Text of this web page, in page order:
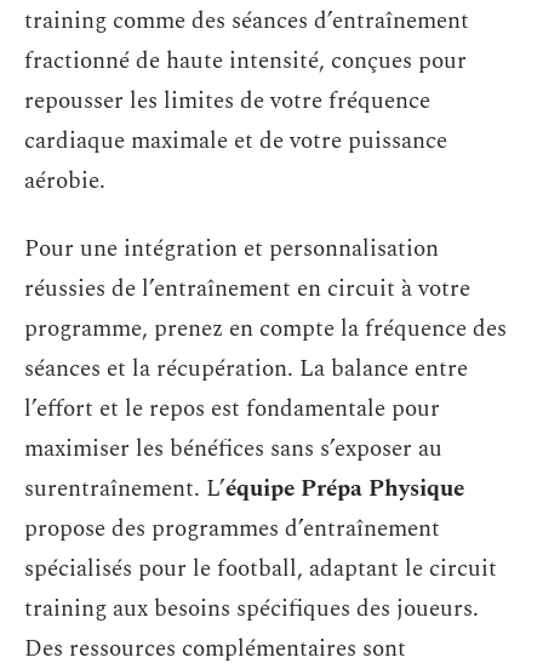
training comme des séances d’entraînement
fractionné de haute intensité, conçues pour
repousser les limites de votre fréquence
cardiaque maximale et de votre puissance
aérobie.
Pour une intégration et personnalisation
réussies de l’entraînement en circuit à votre
programme, prenez en compte la fréquence des
séances et la récupération. La balance entre
l’effort et le repos est fondamentale pour
maximiser les bénéfices sans s’exposer au
surentraînement. L’équipe Prépa Physique
propose des programmes d’entraînement
spécialisés pour le football, adaptant le circuit
training aux besoins spécifiques des joueurs.
Des ressources complémentaires sont